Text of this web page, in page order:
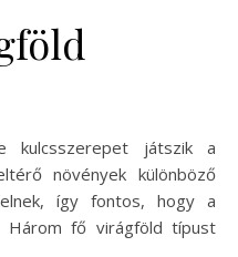
kulcsszerepet játszik a
növények különböző
így fontos, hogy a
Három fő virágföld típust